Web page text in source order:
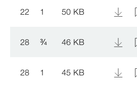
22 1 50 KB
28 ¾ 46 KB
28 1 45 KB